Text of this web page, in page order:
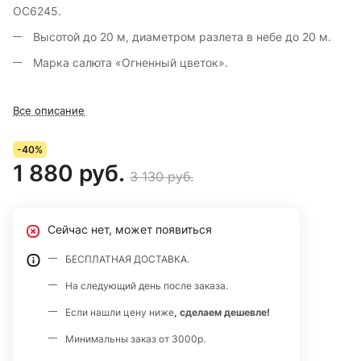
ОС6245.
Высотой до 20 м, диаметром разлета в небе до 20 м.
Марка салюта «Огненный цветок».
Все описание
-40%
1 880 руб. 3 130 руб.
Сейчас нет, может появиться
БЕСПЛАТНАЯ ДОСТАВКА.
На следующий день после заказа.
Если нашли цену ниже, сделаем дешевле!
Минимальны заказ от 3000р.